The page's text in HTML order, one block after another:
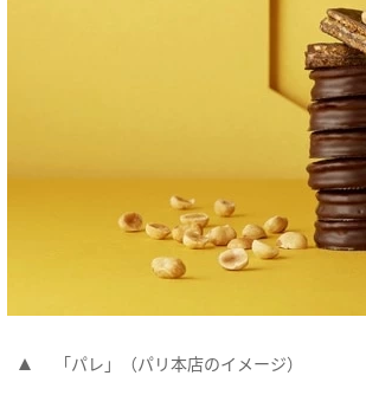
「パレ」（パリ本店のイメージ）